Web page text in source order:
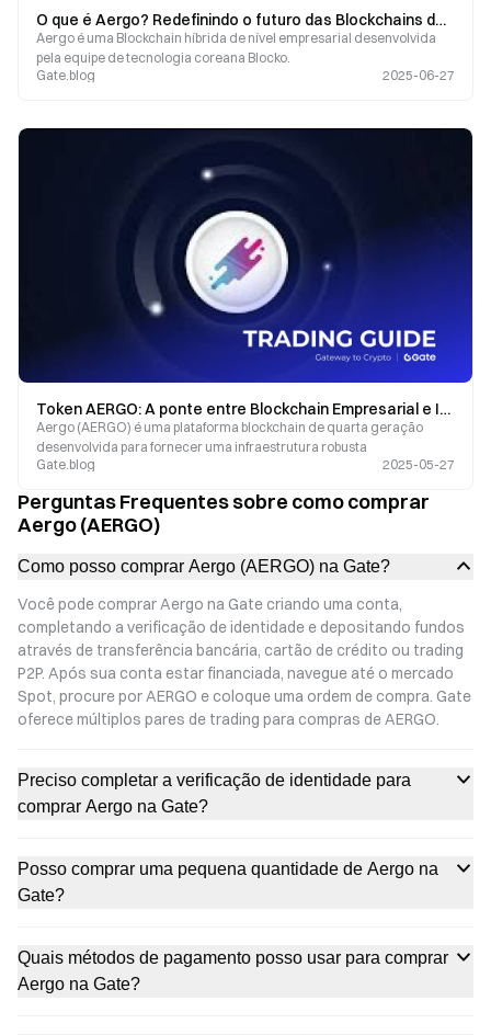
O que é Aergo? Redefinindo o futuro das Blockchains de grau empresarial
Aergo é uma Blockchain híbrida de nível empresarial desenvolvida
pela equipe de tecnologia coreana Blocko.
Gate.blog
2025-06-27
Token AERGO: A ponte entre Blockchain Empresarial e Inovação em IA
Aergo (AERGO) é uma plataforma blockchain de quarta geração
desenvolvida para fornecer uma infraestrutura robusta
Gate.blog
2025-05-27
Perguntas Frequentes sobre como comprar
Aergo (AERGO)
Como posso comprar Aergo (AERGO) na Gate?
Você pode comprar Aergo na Gate criando uma conta,
completando a verificação de identidade e depositando fundos
através de transferência bancária, cartão de crédito ou trading
P2P. Após sua conta estar financiada, navegue até o mercado
Spot, procure por AERGO e coloque uma ordem de compra. Gate
oferece múltiplos pares de trading para compras de AERGO.
Preciso completar a verificação de identidade para
comprar Aergo na Gate?
Posso comprar uma pequena quantidade de Aergo na
Gate?
Quais métodos de pagamento posso usar para comprar
Aergo na Gate?